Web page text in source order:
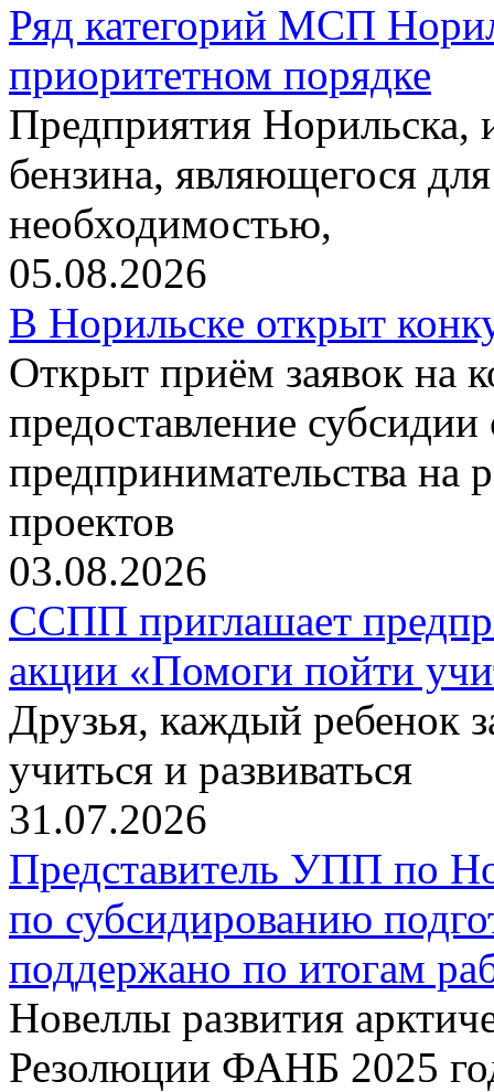
Ряд категорий МСП
приоритетном порядке
Предприятия
бензина, являющегося
необходимостью,
05.08.2026
В Норильске открыт
Открыт приём заявок на
предоставление
предпринимательства на
проектов
03.08.2026
ССПП приглашает
акции «Помоги пойти
Друзья, каждый ребенок
учиться и развиваться
31.07.2026
Представитель УПП по
по субсидированию
поддержано по итогам
Новеллы развития
Резолюции ФАНБ 2025